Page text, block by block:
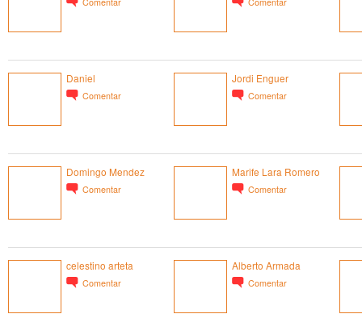
Daniel
Comentar
Jordi Enguer
Comentar
Domingo Mendez
Comentar
Marife Lara Romero
Comentar
celestino arteta
Comentar
Alberto Armada
Comentar